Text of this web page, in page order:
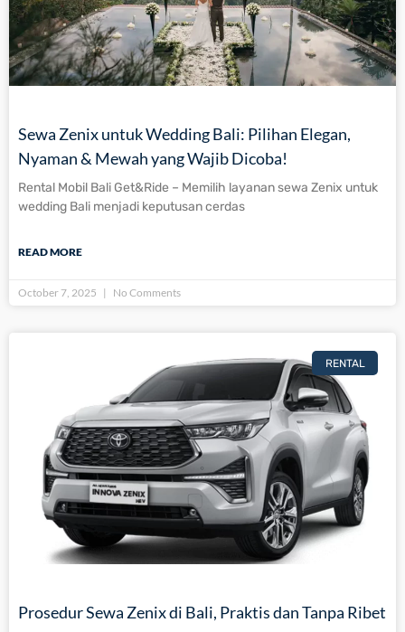
Sewa Zenix untuk Wedding Bali: Pilihan Elegan,
Nyaman & Mewah yang Wajib Dicoba!
Rental Mobil Bali Get&Ride – Memilih layanan sewa Zenix untuk
wedding Bali menjadi keputusan cerdas
READ MORE
October 7, 2025 No Comments
RENTAL
Prosedur Sewa Zenix di Bali, Praktis dan Tanpa Ribet